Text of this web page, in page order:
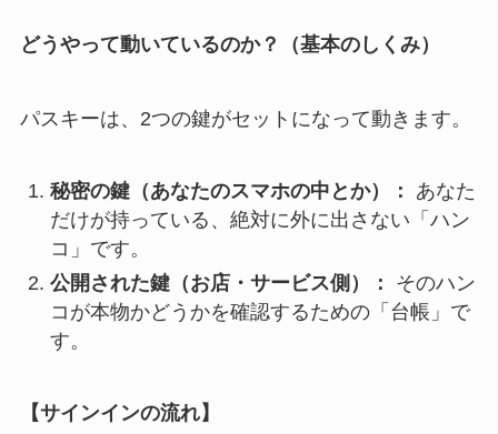
どうやって動いているのか？（基本のしくみ）
パスキーは、2つの鍵がセットになって動きます。
秘密の鍵（あなたのスマホの中とか）：
あなた
だけが持っている、絶対に外に出さない「ハン
コ」です。
公開された鍵（お店・サービス側）：
そのハン
コが本物かどうかを確認するための「台帳」で
す。
【サインインの流れ】